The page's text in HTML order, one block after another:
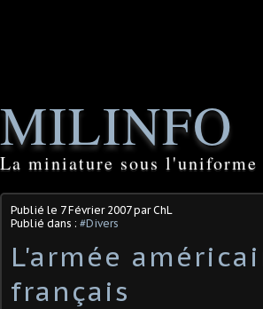
MILINFO
La miniature sous l'uniforme
Publié le 7 Février 2007par ChL
Publié dans : #Divers
L'armée
français